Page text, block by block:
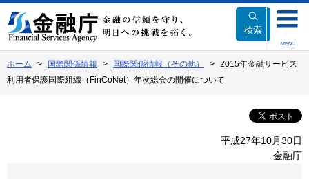
文
へ
動
検索
MENU
ホーム 国際関係情報 国際関係情報（その他）
2015年金融サービス
利用者保護国際組織（FinCoNet）年次総会の開催について
平成27年10月30日
金融庁